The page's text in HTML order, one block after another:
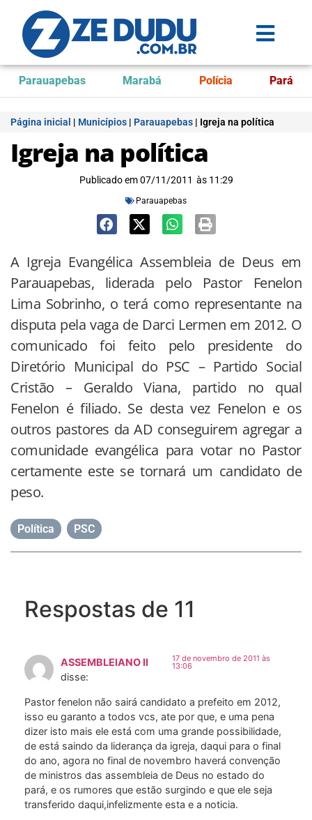
Parauapebas Marabá Polícia Pará
Página inicial | Municípios | Parauapebas | Igreja na política
Igreja na política
Publicado em 07/11/2011 às 11:29
Parauapebas
A Igreja Evangélica Assembleia de Deus em
Parauapebas, liderada pelo Pastor Fenelon
Lima Sobrinho, o terá como representante na
disputa pela vaga de Darci Lermen em 2012. O
comunicado foi feito pelo presidente do
Diretório Municipal do PSC – Partido Social
Cristão – Geraldo Viana, partido no qual
Fenelon é filiado. Se desta vez Fenelon e os
outros pastores da AD conseguirem agregar a
comunidade evangélica para votar no Pastor
certamente este se tornará um candidato de
peso.
Política PSC
Respostas de 11
ASSEMBLEIANO II
disse:
17 de novembro de 2011 às
13:06
Pastor fenelon não sairá candidato a prefeito em 2012,
isso eu garanto a todos vcs, ate por que, e uma pena
dizer isto mais ele está com uma grande possibilidade,
de está saindo da liderança da igreja, daqui para o final
do ano, agora no final de novembro haverá convenção
de ministros das assembleia de Deus no estado do
pará, e os rumores que estão surgindo e que ele seja
transferido daqui,infelizmente esta e a noticia.